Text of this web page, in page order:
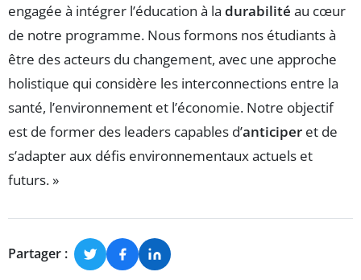
engagée à intégrer l’éducation à la durabilité au cœur
de notre programme. Nous formons nos étudiants à
être des acteurs du changement, avec une approche
holistique qui considère les interconnections entre la
santé, l’environnement et l’économie. Notre objectif
est de former des leaders capables d’anticiper et de
s’adapter aux défis environnementaux actuels et
futurs. »
Partager :